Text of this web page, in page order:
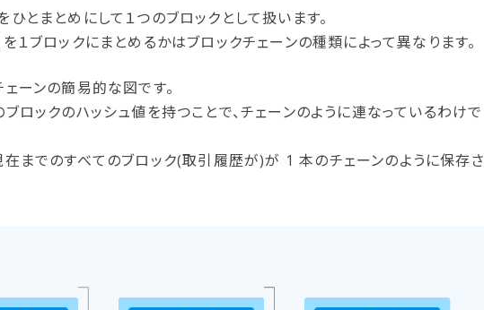
とまとめにして１つのブロックとして扱います。
１ブロックにまとめるかはブロックチェーンの種類によって異なります。
ーンの簡易的な図です。
ロックのハッシュ値を持つことで、チェーンのように連なっているわけで
在までのすべてのブロック(取引履歴が)が 1 本のチェーンのように保存さ